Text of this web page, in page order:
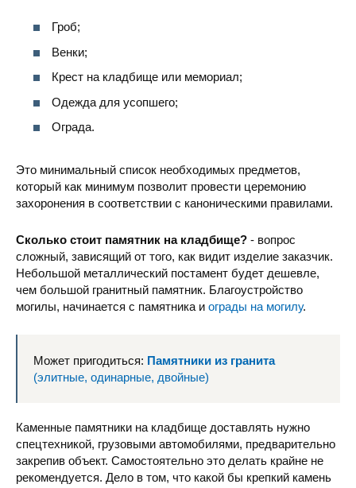
Гроб;
Венки;
Крест на кладбище или мемориал;
Одежда для усопшего;
Ограда.
Это минимальный список необходимых предметов,
который как минимум позволит провести церемонию
захоронения в соответствии с каноническими правилами.
Сколько стоит памятник на кладбище? - вопрос
сложный, зависящий от того, как видит изделие заказчик.
Небольшой металлический постамент будет дешевле,
чем большой гранитный памятник. Благоустройство
могилы, начинается с памятника и ограды на могилу.
Может пригодиться: Памятники из гранита
(элитные, одинарные, двойные)
Каменные памятники на кладбище доставлять нужно
спецтехникой, грузовыми автомобилями, предварительно
закрепив объект. Самостоятельно это делать крайне не
рекомендуется. Дело в том, что какой бы крепкий камень